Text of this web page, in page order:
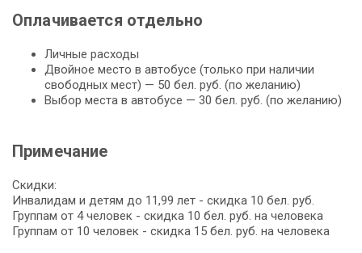
Оплачивается отдельно
Личные расходы
Двойное место в автобусе (только при наличии
свободных мест) — 50 бел. руб. (по желанию)
Выбор места в автобусе — 30 бел. руб. (по желанию)
Примечание
Скидки:
Инвалидам и детям до 11,99 лет - скидка 10 бел. руб.
Группам от 4 человек - скидка 10 бел. руб. на человека
Группам от 10 человек - скидка 15 бел. руб. на человека